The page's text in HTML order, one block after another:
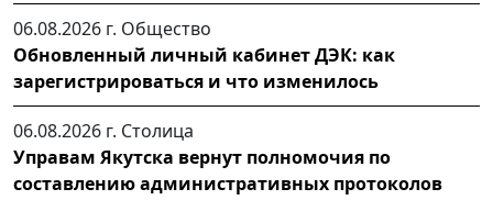
06.08.2026 г. Общество
Обновленный личный кабинет ДЭК: как
зарегистрироваться и что изменилось
06.08.2026 г. Столица
Управам Якутска вернут полномочия по
составлению административных протоколов